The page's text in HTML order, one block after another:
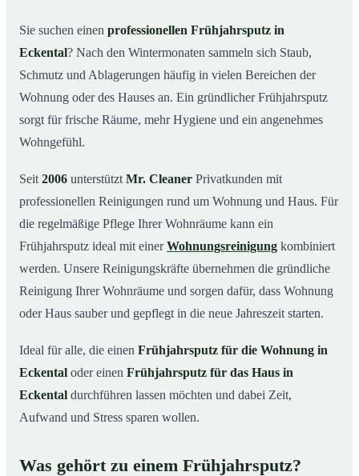
03Was kostet ein Frühjahrsputz in Eckental?
04Warum Mr. Cleaner in Eckental?
05Typische Anlässe für einen Frühjahrsputz
Jetzt Angebot einholen
Sie suchen einen professionellen Frühjahrsputz in
Eckental? Nach den Wintermonaten sammeln sich Staub,
Schmutz und Ablagerungen häufig in vielen Bereichen der
Wohnung oder des Hauses an. Ein gründlicher Frühjahrsputz
sorgt für frische Räume, mehr Hygiene und ein angenehmes
Wohngefühl.
Seit 2006 unterstützt Mr. Cleaner Privatkunden mit
professionellen Reinigungen rund um Wohnung und Haus. Für
die regelmäßige Pflege Ihrer Wohnräume kann ein
Frühjahrsputz ideal mit einerWohnungsreinigung kombiniert
werden. Unsere Reinigungskräfte übernehmen die gründliche
Reinigung Ihrer Wohnräume und sorgen dafür, dass Wohnung
oder Haus sauber und gepflegt in die neue Jahreszeit starten.
Ideal für alle, die einen Frühjahrsputz für die Wohnung in
Eckental oder einen Frühjahrsputz für das Haus in
Eckental durchführen lassen möchten und dabei Zeit,
Aufwand und Stress sparen wollen.
Was gehört zu einem Frühjahrsputz?